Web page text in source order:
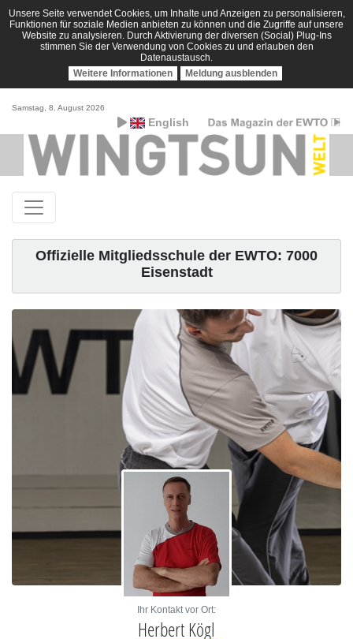
Unsere Seite verwendet Cookies, um Inhalte und Anzeigen zu personalisieren,
Funktionen für soziale Medien anbieten zu können und die Zugriffe auf unsere
Website zu analysieren. Durch Aktivierung der diversen (Social) Plug-Ins
stimmen Sie der Verwendung von Cookies zu und erlauben den
Datenaustausch.
Weitere Informationen
Meldung ausblenden
Samstag, 8. August 2026
English
Offizielle Mitgliedsschule der EWTO: 7000
Eisenstadt
Ihr Kontakt vor Ort:
Herbert Kögl